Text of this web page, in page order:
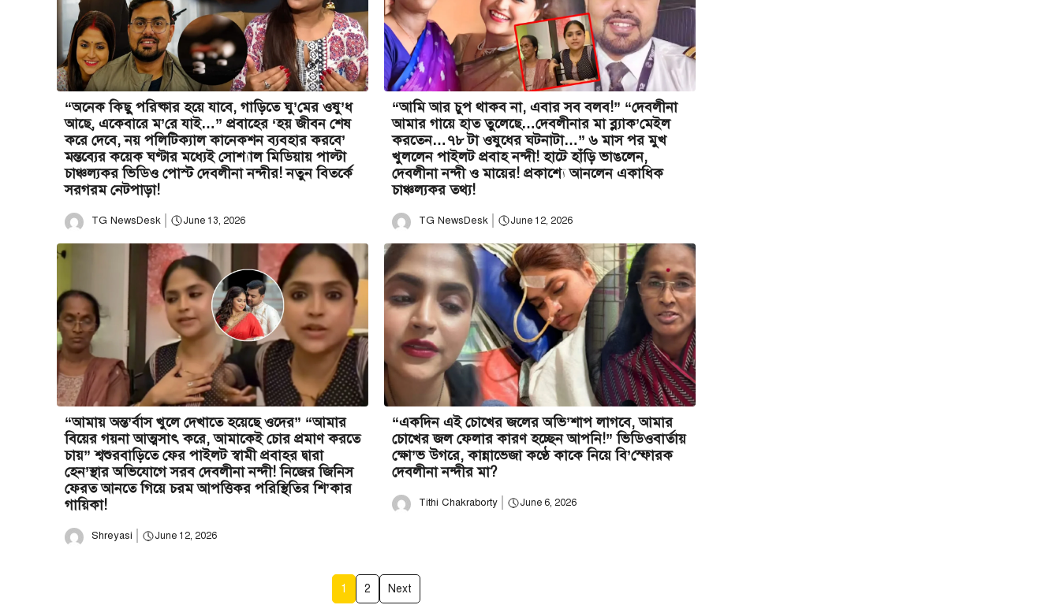
“অনেক কিছু পরিষ্কার হয়ে যাবে, গাড়িতে ঘু’মের ওষু’ধ
আছে, একেবারে ম’রে যাই…” প্রবাহের ‘হয় জীবন শেষ
করে দেবে, নয় পলিটিক্যাল কানেকশন ব্যবহার করবে’
মন্তব্যের কয়েক ঘণ্টার মধ্যেই সোশ্যাল মিডিয়ায় পাল্টা
চাঞ্চল্যকর ভিডিও পোস্ট দেবলীনা নন্দীর! নতুন বিতর্কে
সরগরম নেটপাড়া!
TG NewsDesk June 13, 2026
“আমি আর চুপ থাকব না, এবার সব বলব!” “দেবলীনা
আমার গায়ে হাত তুলেছে…দেবলীনার মা ব্ল্যাক’মেইল
করতেন…৭৮ টা ওষুধের ঘটনাটা…” ৬ মাস পর মুখ
খুললেন পাইলট প্রবাহ নন্দী! হাটে হাঁড়ি ভাঙলেন,
দেবলীনা নন্দী ও মায়ের! প্রকাশ্যে আনলেন একাধিক
চাঞ্চল্যকর তথ্য!
TG NewsDesk June 12, 2026
“আমায় অন্ত’র্বাস খুলে দেখাতে হয়েছে ওদের” “আমার
বিয়ের গয়না আত্মসাৎ করে, আমাকেই চোর প্রমাণ করতে
চায়” শ্বশুরবাড়িতে ফের পাইলট স্বামী প্রবাহর দ্বারা
হেন’স্থার অভিযোগে সরব দেবলীনা নন্দী! নিজের জিনিস
ফেরত আনতে গিয়ে চরম আপত্তিকর পরিস্থিতির শি’কার
গায়িকা!
Shreyasi June 12, 2026
“একদিন এই চোখের জলের অভি’শাপ লাগবে, আমার
চোখের জল ফেলার কারণ হচ্ছেন আপনি!” ভিডিওবার্তায়
ক্ষো’ভ উগরে, কান্নাভেজা কণ্ঠে কাকে নিয়ে বি’স্ফোরক
দেবলীনা নন্দীর মা?
Tithi Chakraborty June 6, 2026
1 2 Next